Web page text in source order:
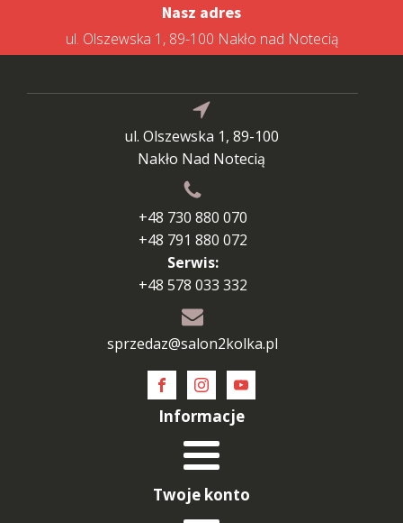
Nasz adres
ul. Olszewska 1, 89-100 Nakło nad Notecią
ul. Olszewska 1, 89-100
Nakło Nad Notecią
+48 730 880 070
+48 791 880 072
Serwis:
+48 578 033 332
sprzedaz@salon2kolka.pl
Informacje
Twoje konto